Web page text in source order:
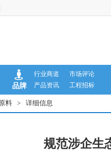
品牌
行业商道
市场评论
产品资讯
工程招标
料 > 详细信息
规范涉企生